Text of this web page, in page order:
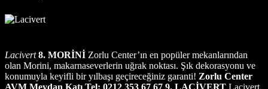
Lacivert8. MORİNİ Zorlu Center’ın en popüler mekanlarından
olan Morini, makarnaseverlerin uğrak noktası. Şık dekorasyonu ve
konumuyla keyifli bir yılbaşı geçireceğiniz garanti! Zorlu Center
AVM Meydan Katı Tel: 0212 353 67 67 9. LACİVERT Lacivert,